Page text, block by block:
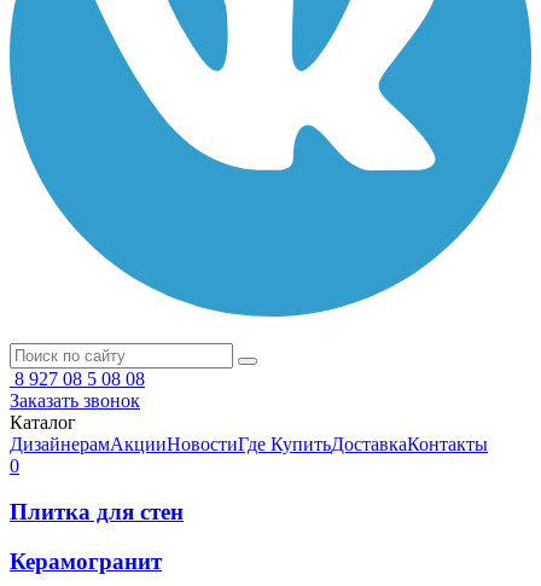
8 927 08 5 08 08
Заказать звонок
Каталог
ДизайнерамАкцииНовостиГде КупитьДоставкаКонтакты
0
Плитка для стен
Керамогранит